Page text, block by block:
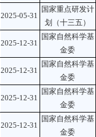
2025-05-31
国家重点研发计
划（十三五）
2025-12-31
国家自然科学基
金委
2025-12-31
国家自然科学基
金委
2025-12-31
国家自然科学基
金委
2025-12-31
国家自然科学基
金委